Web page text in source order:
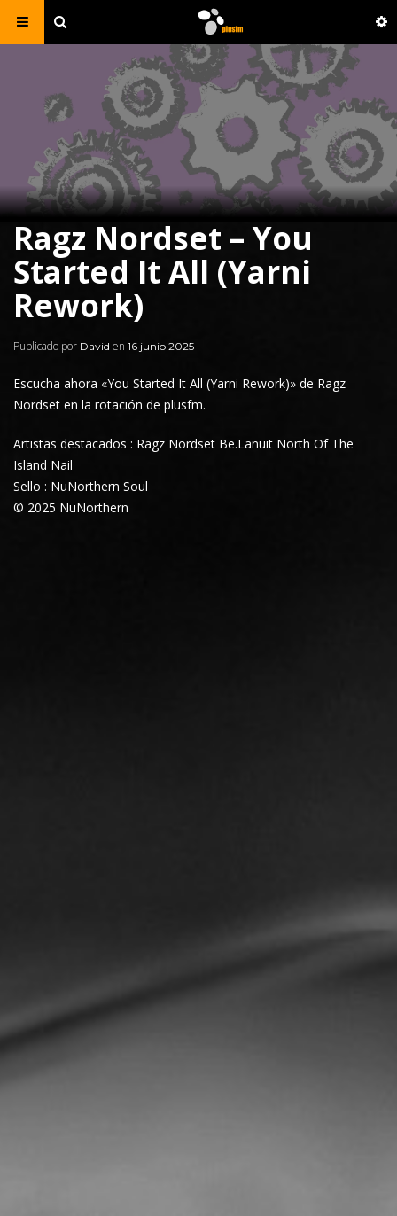
Ragz Nordset – You
Started It All (Yarni
Rework)
Publicado por David en 16 junio 2025
Escucha ahora «You Started It All (Yarni Rework)» de Ragz
Nordset en la rotación de plusfm.
Artistas destacados : Ragz Nordset Be.Lanuit North Of The
Island Nail
Sello : NuNorthern Soul
© 2025 NuNorthern